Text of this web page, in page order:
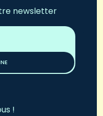
newsletter
!